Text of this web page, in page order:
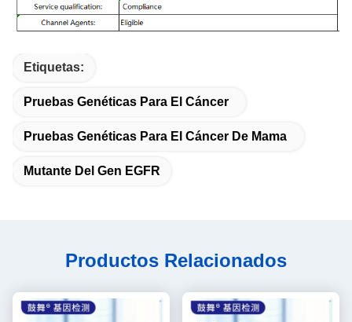
Etiquetas:
Pruebas Genéticas Para El Cáncer
Pruebas Genéticas Para El Cáncer De Mama
Mutante Del Gen EGFR
Productos Relacionados